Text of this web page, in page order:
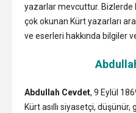
yazarlar mevcuttur.
çok okunan Kürt yazarları
ve eserleri hakkında bilgiler
Abdullah Cevdet, 9 Eylül
Kürt asıllı siyasetçi,